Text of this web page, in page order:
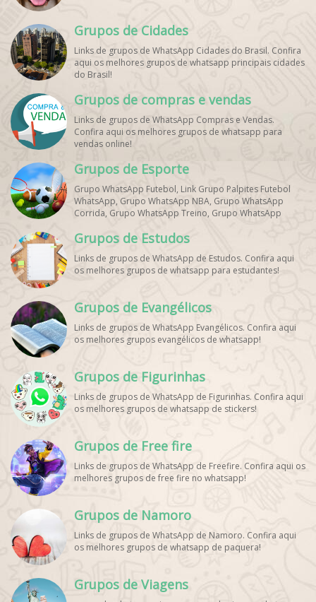
Grupos de Cidades
Links de grupos de WhatsApp Cidades do Brasil. Confira
aqui os melhores grupos de whatsapp principais cidades
do Brasil!
Grupos de compras e vendas
Links de grupos de WhatsApp Compras e Vendas.
Confira aqui os melhores grupos de whatsapp para
vendas online!
Grupos de Esporte
Grupo WhatsApp Futebol, Link Grupo Palpites Futebol
WhatsApp, Grupo WhatsApp NBA, Grupo WhatsApp
Corrida, Grupo WhatsApp Treino, Grupo WhatsApp
WhatsApp, Grupo de Torcedores [Nome do Time]
WhatsApp, Link de Grupos de Esporte Grátis, Grupo
WhatsApp Dicas de Treino, Grupo WhatsApp Futebol Ao
Vivo. Grupo WhatsApp Esporte, Grupos de Esporte
WhatsApp Esporte, Grupo WhatsApp Futebol, Link Grupo
Palpites Futebol WhatsApp, Grupo WhatsApp NBA,
Grupos de Estudos
Links de grupos de WhatsApp de Estudos. Confira aqui
os melhores grupos de whatsapp para estudantes!
Grupos de Evangélicos
Links de grupos de WhatsApp Evangélicos. Confira aqui
os melhores grupos evangélicos de whatsapp!
Grupos de Figurinhas
Links de grupos de WhatsApp de Figurinhas. Confira aqui
os melhores grupos de whatsapp de stickers!
Grupos de Free fire
Links de grupos de WhatsApp de Freefire. Confira aqui os
melhores grupos de free fire no whatsapp!
Grupos de Namoro
Links de grupos de WhatsApp de Namoro. Confira aqui
os melhores grupos de whatsapp de paquera!
Grupos de Viagens